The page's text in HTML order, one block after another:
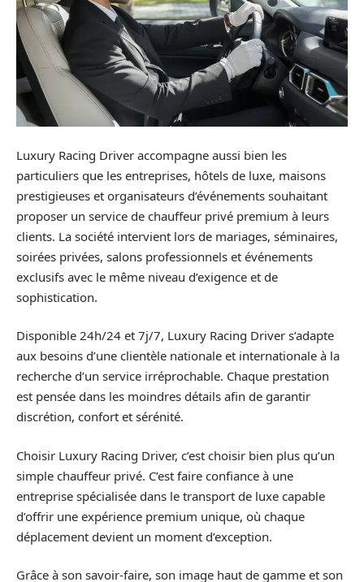
Luxury Racing Driver accompagne aussi bien les
particuliers que les entreprises, hôtels de luxe, maisons
prestigieuses et organisateurs d’événements souhaitant
proposer un service de chauffeur privé premium à leurs
clients. La société intervient lors de mariages, séminaires,
soirées privées, salons professionnels et événements
exclusifs avec le même niveau d’exigence et de
sophistication.
Disponible 24h/24 et 7j/7, Luxury Racing Driver s’adapte
aux besoins d’une clientèle nationale et internationale à la
recherche d’un service irréprochable. Chaque prestation
est pensée dans les moindres détails afin de garantir
discrétion, confort et sérénité.
Choisir Luxury Racing Driver, c’est choisir bien plus qu’un
simple chauffeur privé. C’est faire confiance à une
entreprise spécialisée dans le transport de luxe capable
d’offrir une expérience premium unique, où chaque
déplacement devient un moment d’exception.
Grâce à son savoir-faire, son image haut de gamme et son